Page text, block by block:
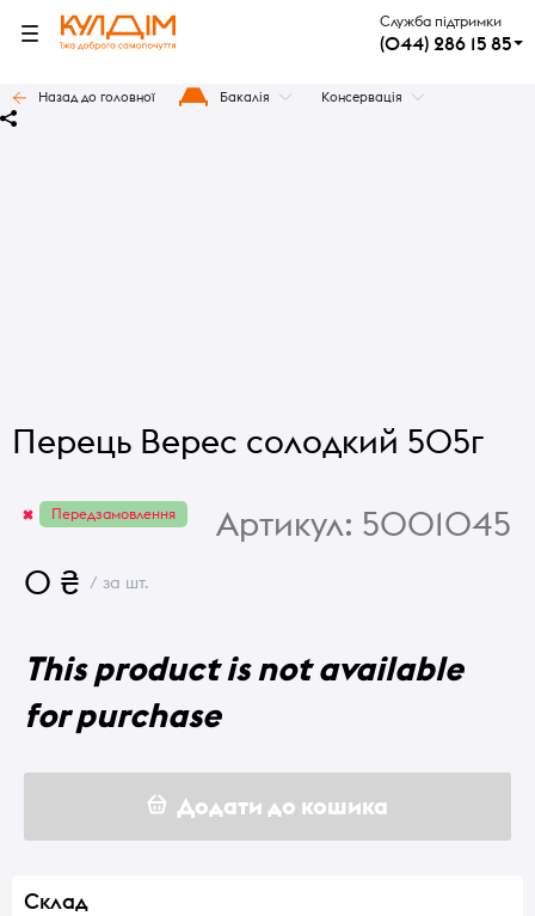
Служба підтримки
(044) 286 15 85
Назад до головної Бакалія Консервація
Перець Верес солодкий 505г
Передзамовлення Артикул: 5001045
0 ₴ / за шт.
This product is not available
for purchase
Додати до кошика
Склад